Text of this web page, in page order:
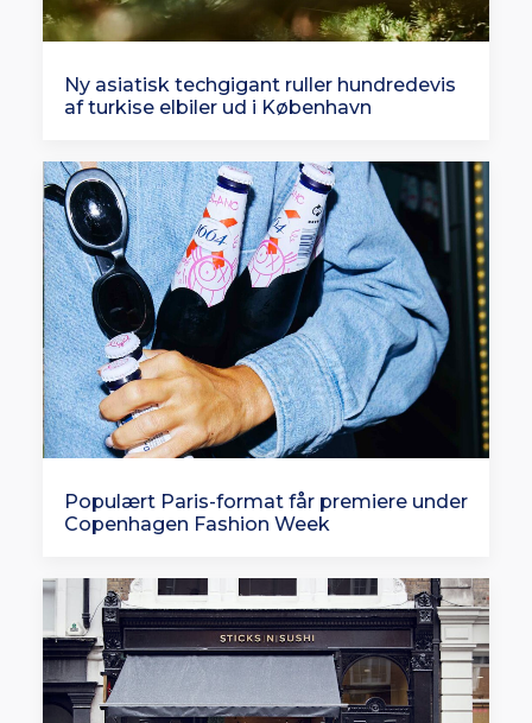
Ny asiatisk techgigant ruller hundredevis
af turkise elbiler ud i København
Populært Paris-format får premiere under
Copenhagen Fashion Week